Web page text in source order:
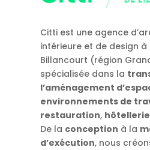
Citti est une agence
intérieure et de design
Billancourt (région
spécialisée dans la
l’aménagement
environnements de
restauration, hôtellerie
De la conception à la
d’exécution, nous